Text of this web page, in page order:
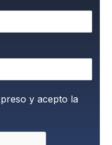
y acepto la